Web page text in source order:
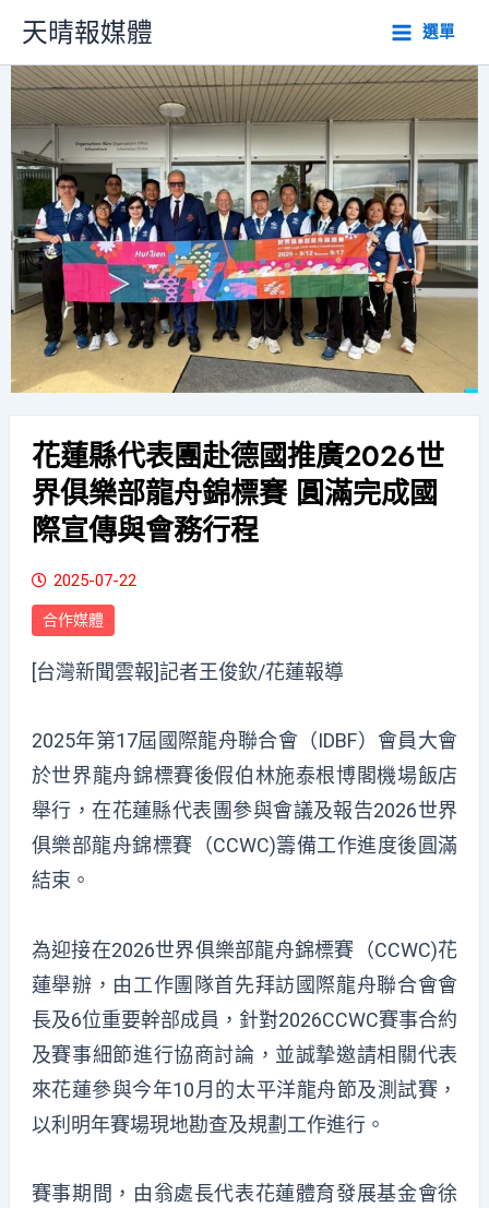
主
要
內
天晴報媒體 選單
花蓮縣代表團赴德國推廣2026世
界俱樂部龍舟錦標賽 圓滿完成國
際宣傳與會務行程
2025-07-22
合作媒體
[台灣新聞雲報]記者王俊欽/花蓮報導
2025年第17屆國際龍舟聯合會（IDBF）會員大會
於世界龍舟錦標賽後假伯林施泰根博閣機場飯店
舉行，在花蓮縣代表團參與會議及報告2026世界
俱樂部龍舟錦標賽（CCWC)籌備工作進度後圓滿
結束。
為迎接在2026世界俱樂部龍舟錦標賽（CCWC)花
蓮舉辦，由工作團隊首先拜訪國際龍舟聯合會會
長及6位重要幹部成員，針對2026CCWC賽事合約
及賽事細節進行協商討論，並誠摯邀請相關代表
來花蓮參與今年10月的太平洋龍舟節及測試賽，
以利明年賽場現地勘查及規劃工作進行。
賽事期間，由翁處長代表花蓮體育發展基金會徐